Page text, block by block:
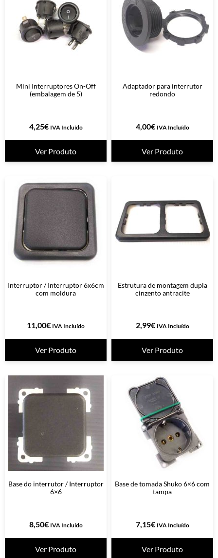
Mini Interruptores On-Off
(embalagem de 5)
4,25€ IVA Incluído
Ver Produto
Adaptador para interrutor
redondo
4,00€ IVA Incluído
Ver Produto
Interruptor / Interruptor 6x6cm
com moldura
11,00€ IVA Incluído
Ver Produto
Estrutura de montagem dupla
cinzento antracite
2,99€ IVA Incluído
Ver Produto
Base do interrutor / Interruptor
6×6
8,50€ IVA Incluído
Ver Produto
Base de tomada Shuko 6×6 com
tampa
7,15€ IVA Incluído
Ver Produto